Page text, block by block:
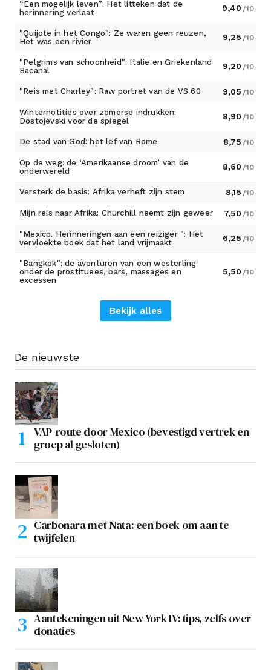
“Een mogelijk leven”: Het litteken dat de
herinnering verlaat
9,40 /10
"Quijote in het Congo": Ze waren geen reuzen,
Het was een rivier
9,25 /10
"Pelgrims van schoonheid": Italië en Griekenland
Bacanal
9,20 /10
"Reis met Charley": Raw portret van de VS 60 9,05 /10
Winternotities over zomerse indrukken:
Dostojevski voor de spiegel
8,90 /10
De stad van God: het lef van Rome 8,75 /10
Op de weg: de ‘Amerikaanse droom’ van de
onderwereld
8,60 /10
Versterk de basis: Afrika verheft zijn stem 8,15 /10
Mijn reis naar Afrika: Churchill neemt zijn geweer 7,50 /10
"Mexico. Herinneringen aan een reiziger ": Het
vervloekte boek dat het land vrijmaakt
6,25 /10
"Bangkok": de avonturen van een westerling
onder de prostituees, bars, massages en
excessen
5,50 /10
Bekijk alles
De nieuwste
VAP-route door Mexico (bevestigd vertrek en
groep al gesloten)
Carbonara met Nata: een boek om aan te
twijfelen
Aantekeningen uit New York IV: tips, zelfs over
donaties